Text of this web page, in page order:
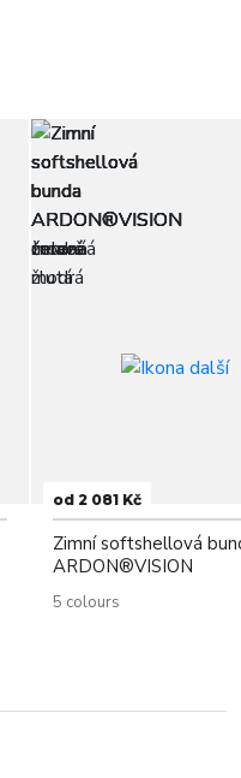
od 2 081 Kč
Zimní softshellová
ARDON®VISION
5 colours